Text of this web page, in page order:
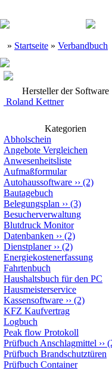
» Startseite » Verbandbuch
Hersteller der Software
Roland Kettner
Kategorien
Abholschein
Angebote Vergleichen
Anwesenheitsliste
Aufmaßformular
Autohaussoftware ›› (2)
Bautagebuch
Belegungsplan ›› (3)
Besucherverwaltung
Blutdruck Monitor
Datenbanken ›› (2)
Dienstplaner›› (2)
Energiekostenerfassung
Fahrtenbuch
Haushaltsbuch für den PC
Hausmeisterservice
Kassensoftware ›› (2)
KFZ Kaufvertrag
Logbuch
Peak flow Protokoll
Prüfbuch Anschlagmittel ››
Prüfbuch Brandschutztüren
Prüfbuch Container